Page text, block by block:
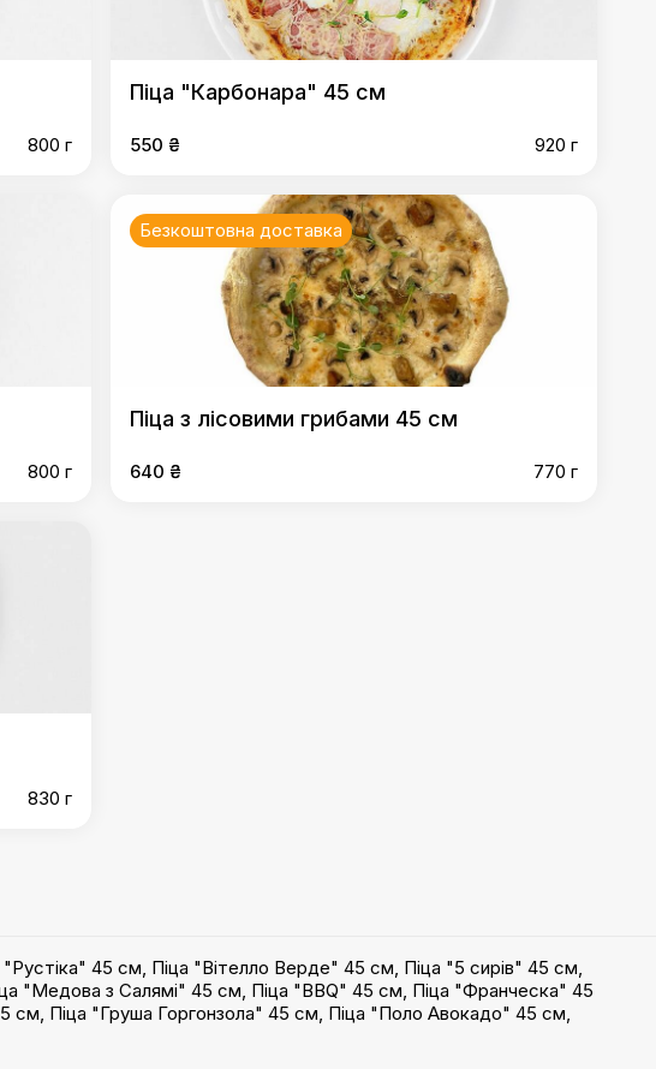
800 г
Піца "Карбонара" 45 см
550 ₴ 920 г
800 г
Безкоштовна доставка
Піца з лісовими грибами 45 см
640 ₴ 770 г
830 г
"Рустіка" 45 см, Піца "Вітелло Верде" 45 см, Піца "5 сирів" 45 см,
"Медова з Салямі" 45 см, Піца "BBQ" 45 см, Піца "Франческа" 45
см, Піца "Груша Горгонзола" 45 см, Піца "Поло Авокадо" 45 см,